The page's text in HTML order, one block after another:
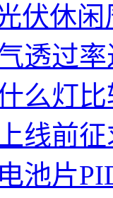
伏休
透过
么灯
线前
池片